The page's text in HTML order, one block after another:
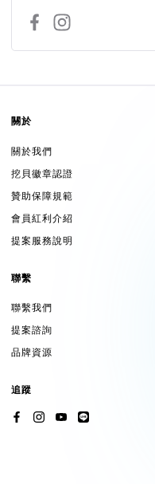
關於
關於我們
挖貝徽章認證
贊助保障規範
會員紅利介紹
提案服務說明
聯繫
聯繫我們
提案諮詢
品牌資源
追蹤